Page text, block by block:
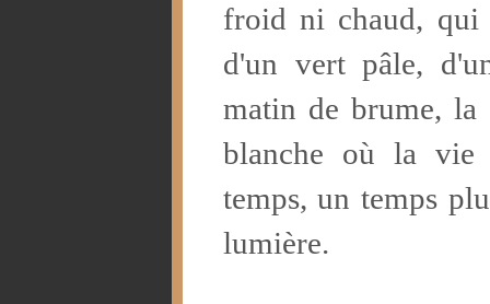
froid ni chaud, qui
d'un vert pâle,
matin de brume, la
blanche où la vie
temps, un temps
lumière.